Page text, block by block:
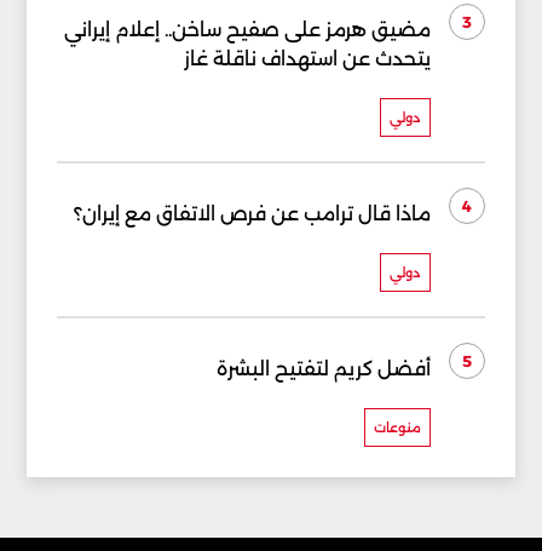
3
مضيق هرمز على صفيح ساخن.. إعلام إيراني
يتحدث عن استهداف ناقلة غاز
دولي
4 ماذا قال ترامب عن فرص الاتفاق مع إيران؟
دولي
5 أفضل كريم لتفتيح البشرة
منوعات